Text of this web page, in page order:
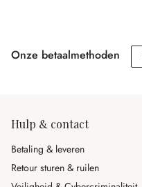
Onze betaalmethoden
Hulp & contact
Betaling & leveren
Retour sturen & ruilen